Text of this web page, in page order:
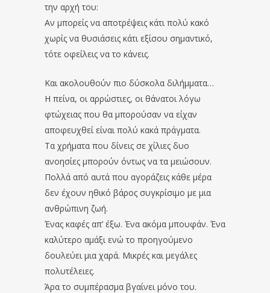
την αρχή του:
Αν μπορείς να αποτρέψεις κάτι πολύ κακό
χωρίς να θυσιάσεις κάτι εξίσου σημαντικό,
τότε οφείλεις να το κάνεις.
Και ακολουθούν πιο δύσκολα διλήμματα…
Η πείνα, οι αρρώστιες, οι θάνατοι λόγω
φτώχειας που θα μπορούσαν να είχαν
αποφευχθεί είναι πολύ κακά πράγματα.
Τα χρήματα που δίνεις σε χίλιες δυο
ανοησίες μπορούν όντως να τα μειώσουν.
Πολλά από αυτά που αγοράζεις κάθε μέρα
δεν έχουν ηθικό βάρος συγκρίσιμο με μια
ανθρώπινη ζωή.
Ένας καφές απ’ έξω. Ένα ακόμα μπουφάν. Ένα
καλύτερο αμάξι ενώ το προηγούμενο
δουλεύει μια χαρά. Μικρές και μεγάλες
πολυτέλειες.
Άρα το συμπέρασμα βγαίνει μόνο του.